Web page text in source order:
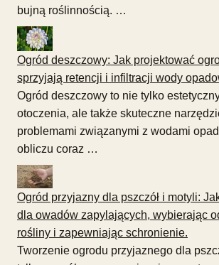
bujną roślinnością. …
Ogród deszczowy: Jak projektować
sprzyjają retencji i infiltracji wody
Ogród deszczowy to nie tylko
otoczenia, ale także skuteczne
problemami związanymi z wodami
obliczu coraz …
Ogród przyjazny dla pszczół i motyli:
dla owadów zapylających, wybierając
rośliny i zapewniając schronienie.
Tworzenie ogrodu przyjaznego dla